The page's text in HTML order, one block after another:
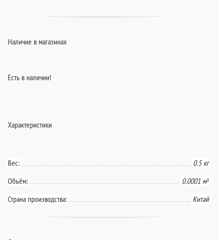
Наличие в магазинах
Есть в наличии!
Характеристики
Вес:
0.5 кг
Объём:
0.0001 м³
Страна производства:
Китай